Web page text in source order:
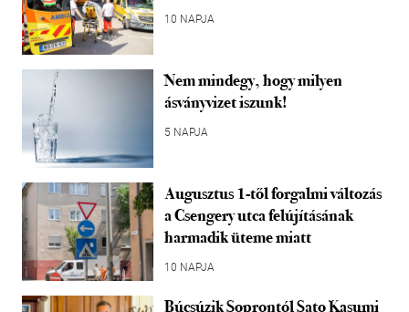
10 NAPJA
Nem mindegy, hogy milyen
ásványvizet iszunk!
5 NAPJA
Augusztus 1-től forgalmi változás
a Csengery utca felújításának
harmadik üteme miatt
10 NAPJA
Búcsúzik Soprontól Sato Kasumi